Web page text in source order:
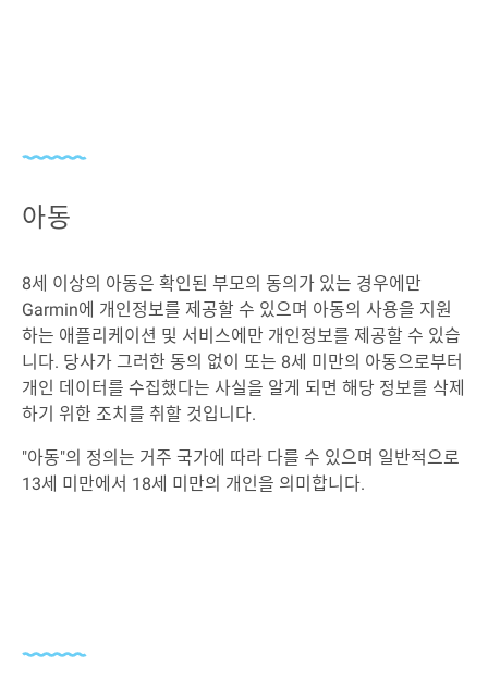
아동
8세 이상의 아동은 확인된 부모의 동의가 있는 경우에만
Garmin에 개인정보를 제공할 수 있으며 아동의 사용을 지원
하는 애플리케이션 및 서비스에만 개인정보를 제공할 수 있습
니다. 당사가 그러한 동의 없이 또는 8세 미만의 아동으로부터
개인 데이터를 수집했다는 사실을 알게 되면 해당 정보를 삭제
하기 위한 조치를 취할 것입니다.
"아동"의 정의는 거주 국가에 따라 다를 수 있으며 일반적으로
13세 미만에서 18세 미만의 개인을 의미합니다.